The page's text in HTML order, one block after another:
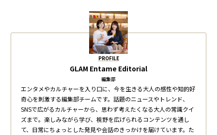
PROFILE
GLAM Entame Editorial
編集部
エンタメやカルチャーを入り口に、今を生きる大人の感性や知的好
奇心を刺激する編集部チームです。話題のニュースやトレンド、
SNSで広がるカルチャーから、思わず考えたくなる大人の常識クイ
ズまで。楽しみながら学び、視野を広げられるコンテンツを通し
て、日常にちょっとした発見や会話のきっかけを届けています。た